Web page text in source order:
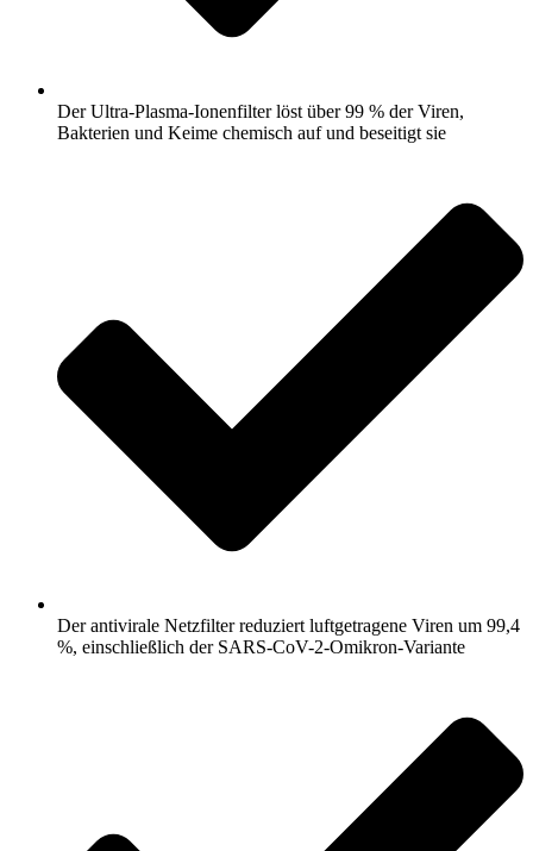
Der Ultra-Plasma-Ionenfilter löst über 99 % der Viren,
Bakterien und Keime chemisch auf und beseitigt sie
Der antivirale Netzfilter reduziert luftgetragene Viren um 99,4
%, einschließlich der SARS-CoV-2-Omikron-Variante